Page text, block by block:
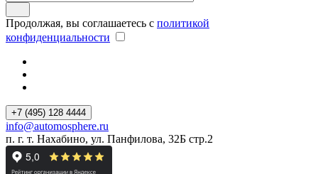
Продолжая, вы соглашаетесь с политикой
конфиденциальности
+7 (495) 128 4444
info@automosphere.ru
п. г. т. Нахабино, ул. Панфилова, 32Б стр.2